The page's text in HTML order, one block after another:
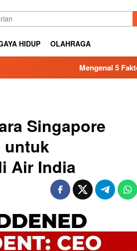
HIDUP OLAHRAGA
Mengenal 5 Faktor Risiko
Singapore
untuk
Air India